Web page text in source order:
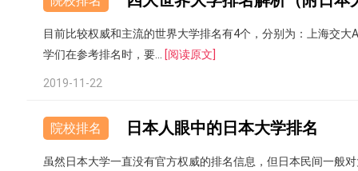
目前比较权威和主流的世界大学排名有4个，分别为：上海交大
学们在参考排名时，要...
[阅读原文]
2019-11-22
院校排名 日本人眼中的日本大学排名
虽然日本大学一直没有官方权威的排名信息，但日本民间一般